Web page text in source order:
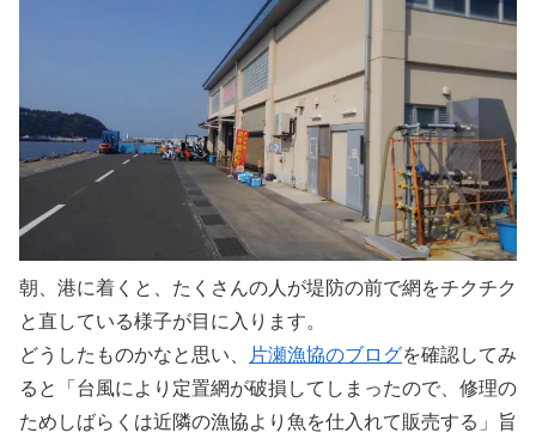
朝、港に着くと、たくさんの人が堤防の前で網をチクチク
と直している様子が目に入ります。
どうしたものかなと思い、
片瀬漁協のブログを確認してみ
ると「台風により定置網が破損してしまったので、修理の
ためしばらくは近隣の漁協より魚を仕入れて販売する」旨